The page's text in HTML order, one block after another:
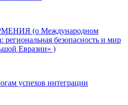
(о Международном
региональная безопасность и мир
Евразии» )
успехов интеграции